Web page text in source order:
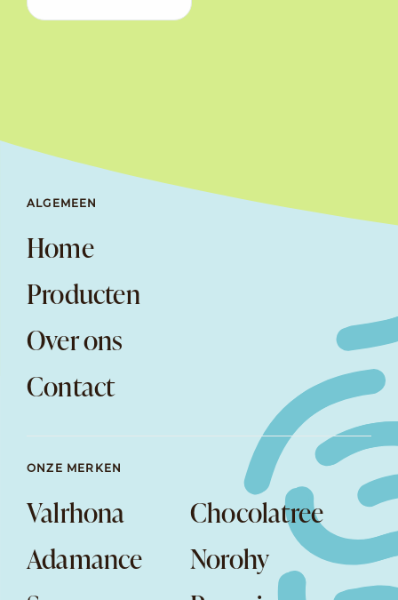
ALGEMEEN
Home
Producten
Over ons
Contact
ONZE MERKEN
Valrhona
Chocolatree
Adamance
Norohy